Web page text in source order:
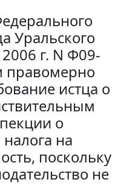
Уральского
г. N Ф09-
правомерно
истца о
о
на
поскольку
не